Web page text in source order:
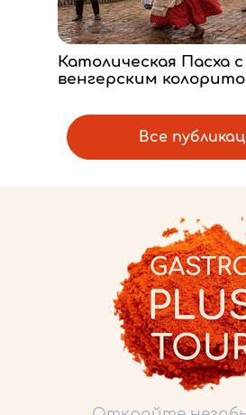
Католическая Пасха с
венгерским
Все